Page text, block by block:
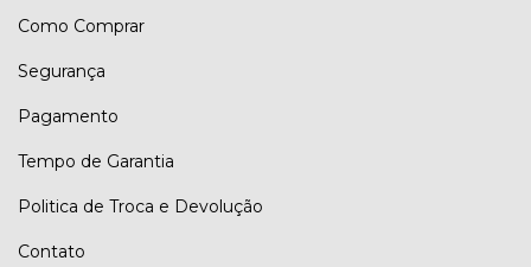
Como Comprar
Segurança
Pagamento
Tempo de Garantia
Politica de Troca e Devolução
Contato